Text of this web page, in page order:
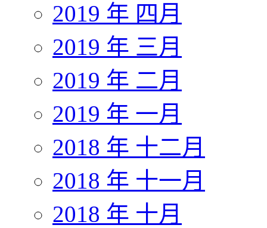
2019 年 四月
2019 年 三月
2019 年 二月
2019 年 一月
2018 年 十二月
2018 年 十一月
2018 年 十月